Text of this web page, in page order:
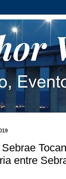
entre